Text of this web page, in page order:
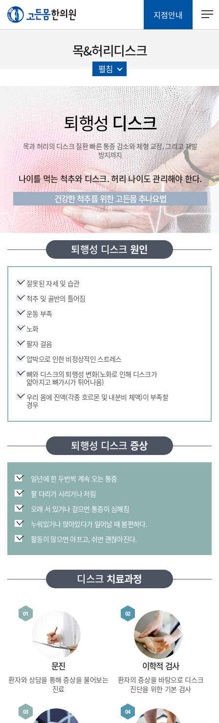
지점안내
목&허리디스크
펼침
퇴행성디스크
목과 허리의 디스크 질환빠른 통증 감소와 체형 교정, 그리고 재발
방지까지
나이를 먹는 척추와 디스크. 허리 나이도 관리해야 한다.
건강한 척추를 위한 고든몸 추나요법
퇴행성 디스크 원인
잘못된 자세 및 습관
척추 및 골반의 틀어짐
운동 부족
노화
팔자 걸음
압박으로 인한 비정상적인 스트레스
뼈와 디스크의 퇴행성 변화(노화로 인해 디스크가
얇아지고 뼈가시가 튀어나옴)
우리 몸에 진액(각종 호르몬 및 내분비 체액)이 부족할
경우
퇴행성 디스크 증상
일년에 한 두번씩 계속 오는 통증
팔 다리가 시리거나 저림
오래 서 있거나 걸으면 통증이 심해짐
누워있거나 앉아있다가 일어날 때 불편하다.
활동이 많으면 아프고, 쉬면 괜찮아진다.
디스크 치료과정
01
문진
환자와 상담을 통해증상을 물어보는
진료
02
이학적 검사
환자의 증상을 바탕으로 디스크
진단을 위한 기본 검사
03 04